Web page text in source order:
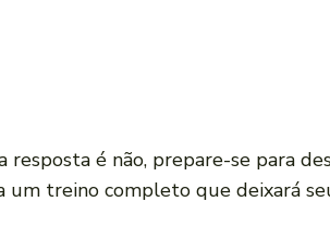
resposta é não, prepare-se para
um treino completo que deixará